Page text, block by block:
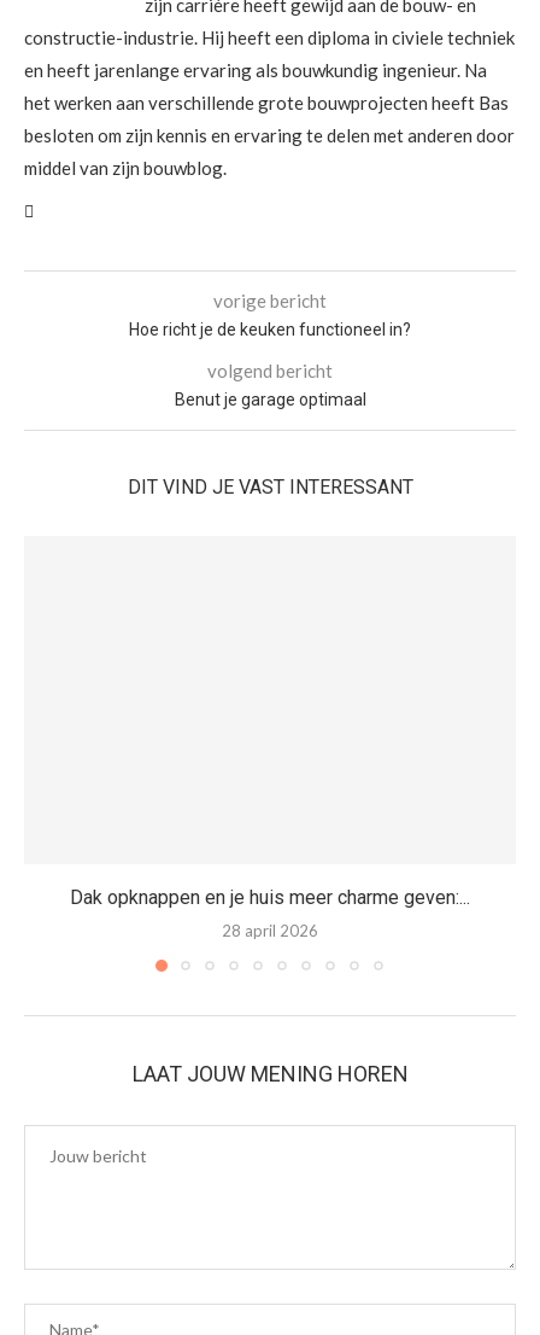
zijn carrière heeft gewijd aan de bouw- en
constructie-industrie. Hij heeft een diploma in civiele techniek
en heeft jarenlange ervaring als bouwkundig ingenieur. Na
het werken aan verschillende grote bouwprojecten heeft Bas
besloten om zijn kennis en ervaring te delen met anderen door
middel van zijn bouwblog.
vorige bericht
Hoe richt je de keuken functioneel in?
volgend bericht
Benut je garage optimaal
DIT VIND JE VAST INTERESSANT
Dak opknappen en je huis meer charme geven:...
28 april 2026
LAAT JOUW MENING HOREN